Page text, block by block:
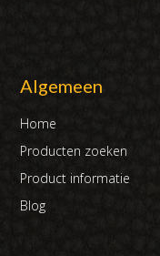
Algemeen
Home
Producten zoeken
Product informatie
Blog